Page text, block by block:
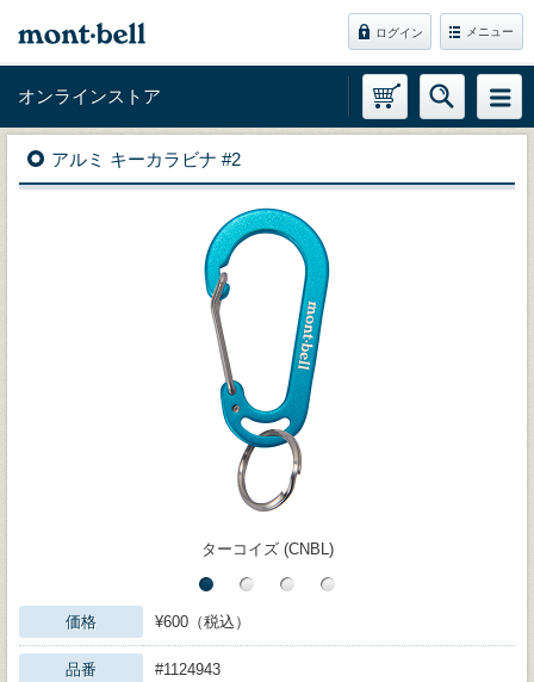
ログイン メニュー
オンラインストア
アルミ キーカラビナ #2
ターコイズ (CNBL)
価格 ¥600（税込）
品番 #1124943